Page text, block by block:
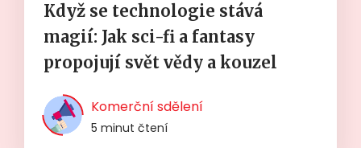
Když se technologie stává
magií: Jak sci-fi a fantasy
propojují svět vědy a kouzel
Komerční sdělení
5 minut čtení